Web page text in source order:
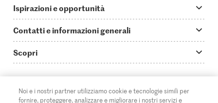
Oggi cucino
Piatti principali
Ricette semplici & veloci
Ispirazioni e opportunità
Storie
Video How to
Contatti e informazioni generali
Guida alle abbreviazioni
Contatti
Scopri
Migros Online
Noi e i nostri partner utilizziamo cookie e tecnologie simili per
fornire, proteggere, analizzare e migliorare i nostri servizi e